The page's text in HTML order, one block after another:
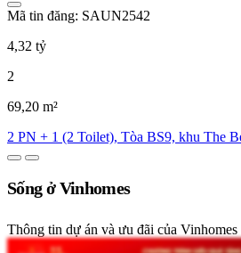
Mã tin đăng: SAUN2542
4,32 tỷ
2
69,20 m²
2 PN + 1 (2 Toilet), Tòa BS9, khu The
Sống ở Vinhomes
Thông tin dự án và ưu đãi của Vinhomes